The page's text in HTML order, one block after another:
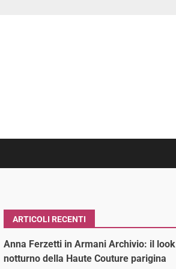
ARTICOLI RECENTI
Anna Ferzetti in Armani Archivio: il look
notturno della Haute Couture parigina